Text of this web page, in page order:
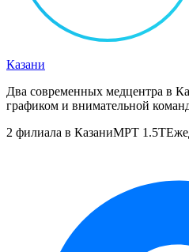
Казани
Два современных медцентра в
графиком и внимательной
2 филиала в КазаниМРТ 1.5T